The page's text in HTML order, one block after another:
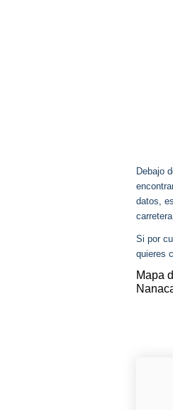
Debajo
datos,
Si por
quieres
Mapa